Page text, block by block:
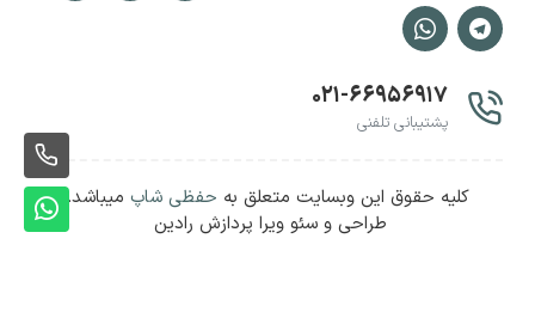
۰۲۱-۶۶۹۵۶۹۱۷
پشتیبانی تلفنی
کلیه حقوق این وبسایت متعلق به حفظی شاپ میباشد.
طراحی و سئو ویرا پردازش رادین